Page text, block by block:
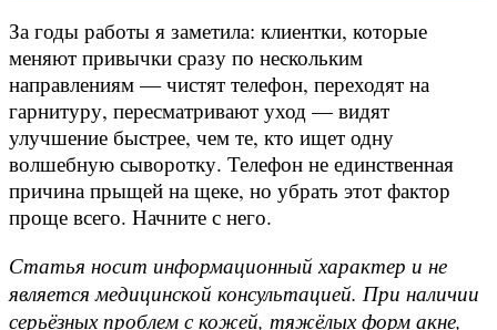
За годы работы я заметила: клиентки, которые
меняют привычки сразу по нескольким
направлениям — чистят телефон, переходят на
гарнитуру, пересматривают уход — видят
улучшение быстрее, чем те, кто ищет одну
волшебную сыворотку. Телефон не единственная
причина прыщей на щеке, но убрать этот фактор
проще всего. Начните с него.
Статья носит информационный характер и не
является медицинской консультацией. При наличии
серьёзных проблем с кожей, тяжёлых форм акне,